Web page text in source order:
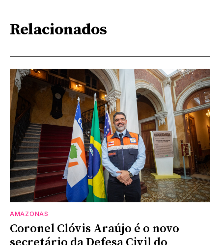
Relacionados
AMAZONAS
Coronel Clóvis Araújo é o novo